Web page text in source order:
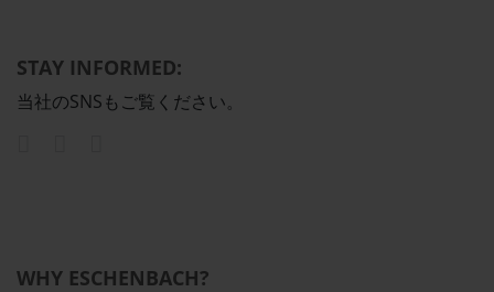
STAY INFORMED:
当社のSNSもご覧ください。
WHY ESCHENBACH?